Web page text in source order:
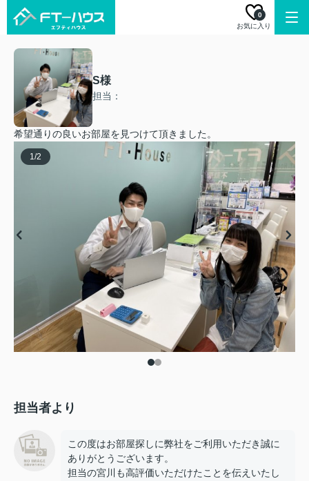
お気に入り
0
S様
担当：
希望通りの良いお部屋を見つけて頂きました。
1/2
担当者より
この度はお部屋探しに弊社をご利用いただき誠に
ありがとうございます。
担当の宮川も高評価いただけたことを伝えいたし